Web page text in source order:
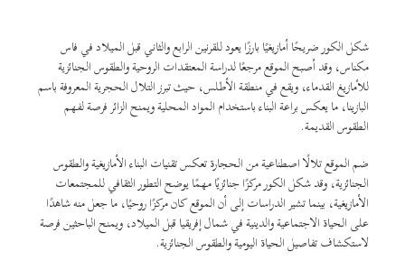
شكل الكور ضريحًا أمازيغيًا بارزًا يعود للقرنين الرابع والثاني قبل الميلاد في فاس
مكناس، وقد أصبح الموقع مرجعًا لدراسة المعتقدات الروحية والطقوس الجنائزية
للأمازيغ القدماء، ويقع في منطقة الأطلس، حيث تبرز التلال الحجرية المعروفة باسم
البازينا، ما يعكس براعة البناء باستخدام المواد المحلية ويمنح الزائر فرصة لفهم
الطقوس القديمة.
ضم الموقع تلالًا اصطناعية من الحجارة تعكس تقنيات البناء الأمازيغية والطقوس
الجنائزية، وقد شكل الكور مركزًا جنائزيًا مهمًا يوضح التطور الثقافي للمجتمعات
الأمازيغية، بينما تشير الدراسات إلى أن الموقع كان مركزًا روحيًا، ما جعل منه شاهدًا
على الحياة الاجتماعية والدينية في شمال إفريقيا قبل الميلاد، ويمنح الباحثين فرصة
لاستكشاف تفاصيل الحياة اليومية والطقوس الجنائزية.